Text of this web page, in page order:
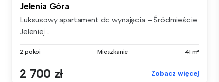
Jelenia Góra
Luksusowy apartament do wynajęcia – Śródmieście
Jeleniej ...
2 pokoi Mieszkanie 41 m²
2 700 zł Zobacz więcej